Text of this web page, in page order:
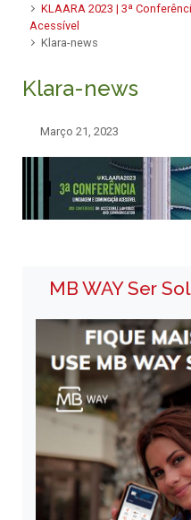
KLAARA 2023 | 3ª
Acessível
Klara-news
Klara-news
Março 21, 2023
MB WAY Ser